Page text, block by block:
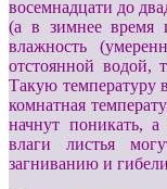
восемнадцати до
(а в зимнее время
влажность
отстоянной водой,
Такую температуру
комнатная
начнут поникать,
влаги листья
загниванию и